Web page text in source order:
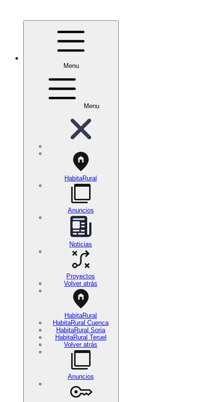
Menu
Menu
HabitaRural
Anuncios
Noticias
Proyectos
Volver atrás
HabitaRural
HabitaRural Cuenca
HabitaRural Soria
HabitaRural Teruel
Volver atrás
Anuncios